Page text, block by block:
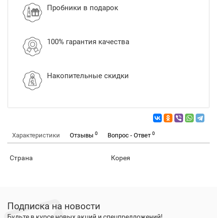
Пробники в подарок
100% гарантия качества
Накопительные скидки
Характеристики Отзывы 0 Вопрос - Ответ 0
Страна Корея
Подписка на новости